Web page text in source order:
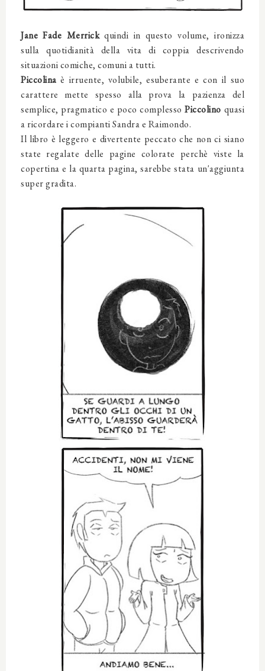
Jane Fade Merrickquindi in questo volume, ironizza
sulla quotidianità della vita di coppia descrivendo
situazioni comiche, comuni a tutti.
Piccolina è irruente, volubile, esuberante e con il suo
carattere mette spesso alla prova la pazienza del
semplice, pragmatico e poco complessoPiccolino quasi
a ricordare i compianti Sandra e Raimondo.
Il libro è leggero e divertente peccato che non ci siano
state regalate delle pagine colorate perchè viste la
copertina e la quarta pagina, sarebbe stata un'aggiunta
super gradita.